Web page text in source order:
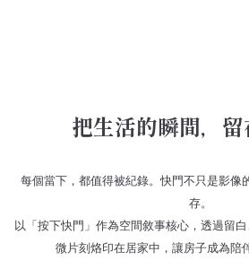
把生活的瞬間，
每個當下，都值得被紀錄。快門不只是影像
存。
以「按下快門」作為空間敘事核心，透過留
微片刻烙印在居家中，讓房子成為陪